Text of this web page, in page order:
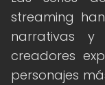
streaming
narrativas y
creadores
personajes